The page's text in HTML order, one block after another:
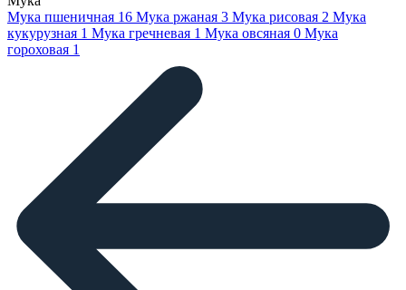
Мука пшеничная 16 Мука ржаная 3 Мука рисовая 2 Мука
кукурузная 1 Мука гречневая 1 Мука овсяная 0 Мука
гороховая 1